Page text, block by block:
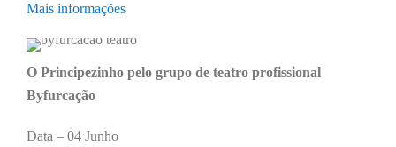
Mais informações
O Principezinho pelo grupo de teatro profissional
Byfurcação
Data – 04 Junho